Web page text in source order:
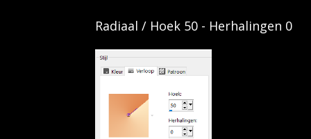
Radiaal / Hoek 50 - Herhalingen 0